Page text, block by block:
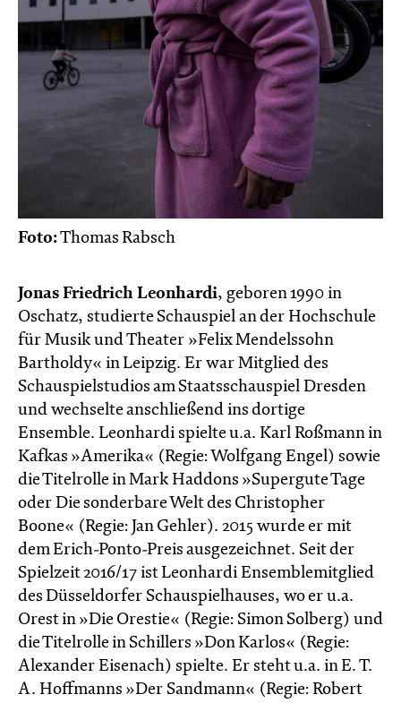
Foto:Thomas Rabsch
Jonas Friedrich Leonhardi, geboren 1990 in
Oschatz, studierte Schauspiel an der Hochschule
für Musik und Theater »Felix Mendelssohn
Bartholdy« in Leipzig. Er war Mitglied des
Schauspielstudios am Staatsschauspiel Dresden
und wechselte anschließend ins dortige
Ensemble. Leonhardi spielte u.a. Karl Roßmann in
Kafkas »Amerika« (Regie: Wolfgang Engel) sowie
die Titelrolle in Mark Haddons »Supergute Tage
oder Die sonderbare Welt des Christopher
Boone« (Regie: Jan Gehler). 2015 wurde er mit
dem Erich-Ponto-Preis ausgezeichnet. Seit der
Spielzeit 2016/17 ist Leonhardi Ensemblemitglied
des Düsseldorfer Schauspielhauses, wo er u.a.
Orest in »Die Orestie« (Regie: Simon Solberg) und
die Titelrolle in Schillers »Don Karlos« (Regie:
Alexander Eisenach) spielte. Er steht u.a. in E. T.
A. Hoffmanns »Der Sandmann« (Regie: Robert